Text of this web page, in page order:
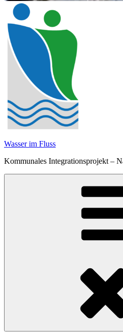
Wasser im Fluss
Kommunales Integrationsprojekt –